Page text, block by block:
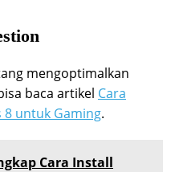
mengoptimalkan
baca artikel Cara
untuk Gaming.
Cara Install